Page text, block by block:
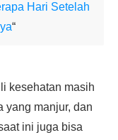
Hari Setelah
“
kesehatan masih
yang manjur, dan
ini juga bisa